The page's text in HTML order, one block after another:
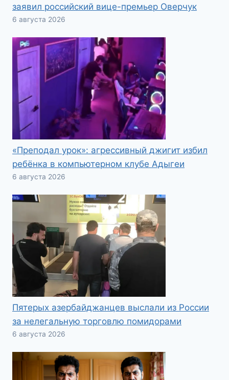
заявил российский вице-премьер Оверчук
6 августа 2026
«Преподал урок»: агрессивный джигит избил
ребёнка в компьютерном клубе Адыгеи
6 августа 2026
Пятерых азербайджанцев выслали из России
за нелегальную торговлю помидорами
6 августа 2026